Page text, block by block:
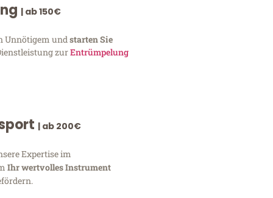
| ab 150€
Unnötigem undstarten Sie
zurEntrümpelung
| ab 200€
Expertise im
Ihr wertvolles Instrument